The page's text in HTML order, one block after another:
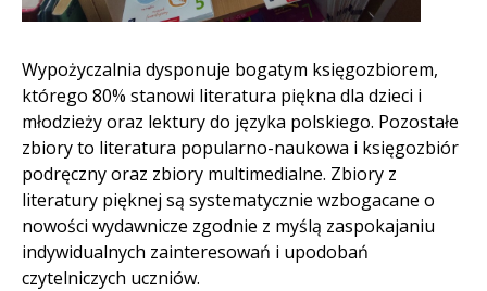
Wypożyczalnia dysponuje bogatym księgozbiorem,
którego 80% stanowi literatura piękna dla dzieci i
młodzieży oraz lektury do języka polskiego. Pozostałe
zbiory to literatura popularno-naukowa i księgozbiór
podręczny oraz zbiory multimedialne. Zbiory z
literatury pięknej są systematycznie wzbogacane o
nowości wydawnicze zgodnie z myślą zaspokajaniu
indywidualnych zainteresowań i upodobań
czytelniczych uczniów.